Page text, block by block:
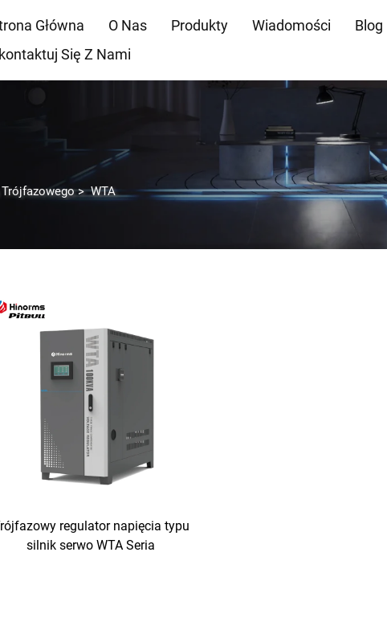
Główna O Nas Produkty Wiadomości
Blog
Się Z Nami
>WTA
regulator napięcia typu
silnik serwo WTA Seria